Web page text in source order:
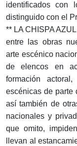
identificados con
distinguido con el
** LA CHISPA
entre las obras
arte escénico
de elencos en
formación
escénicas de parte
así también de
nacionales y
que omito,
llevan al